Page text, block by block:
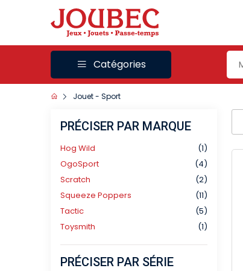
Catégories
Jouet - Sport
PRÉCISER PAR MARQUE
Hog Wild
(1)
OgoSport
(4)
Scratch
(2)
Squeeze Poppers
(11)
Tactic
(5)
Toysmith
(1)
PRÉCISER PAR SÉRIE